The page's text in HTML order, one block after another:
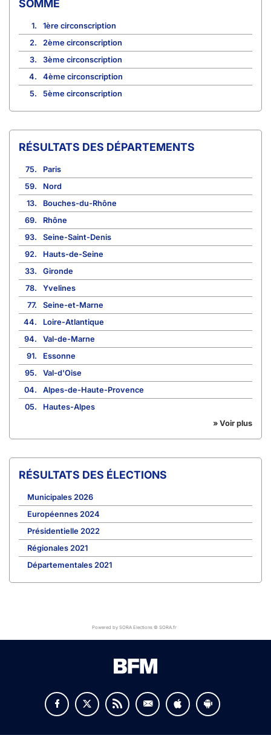
SOMME
1.
1ère circonscription
2.
2ème circonscription
3.
3ème circonscription
4.
4ème circonscription
5.
5ème circonscription
RÉSULTATS DES DÉPARTEMENTS
75.
Paris
59.
Nord
13.
Bouches-du-Rhône
69.
Rhône
93.
Seine-Saint-Denis
92.
Hauts-de-Seine
33.
Gironde
78.
Yvelines
77.
Seine-et-Marne
44.
Loire-Atlantique
94.
Val-de-Marne
91.
Essonne
95.
Val-d'Oise
04.
Alpes-de-Haute-Provence
05.
Hautes-Alpes
» Voir plus
RÉSULTATS DES ÉLECTIONS
Municipales 2026
Européennes 2024
Présidentielle 2022
Régionales 2021
Départementales 2021
Powered by SORA Elections © SORA.fr